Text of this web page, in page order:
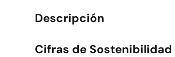
Descripción
Cifras de Sostenibilidad